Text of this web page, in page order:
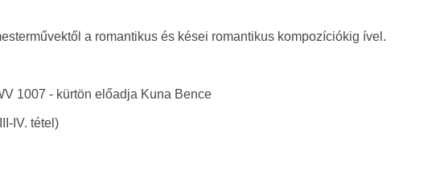
a romantikus és kései romantikus kompozíciókig ível.
1007 - kürtön előadja Kuna Bence
IV. tétel)